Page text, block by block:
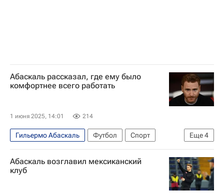
Абаскаль рассказал, где ему было
комфортнее всего работать
1 июня 2025, 14:01 214
Еще4
Гильермо Абаскаль Футбол
Спорт
Москва
Россия
Спартак Москва
Атлетико (Мадрид)
Абаскаль возглавил мексиканский
клуб